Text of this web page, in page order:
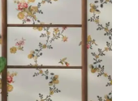
PARA
QUARTO
DA
NOVVA
MÍDIA